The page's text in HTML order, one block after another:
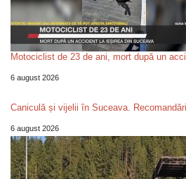
Motociclist de 23 de ani, mort după un
6 august 2026
Caniculă și vijelii în Suceava.
6 august 2026